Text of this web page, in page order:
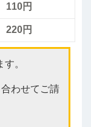
110円
220円
。
わせてご請